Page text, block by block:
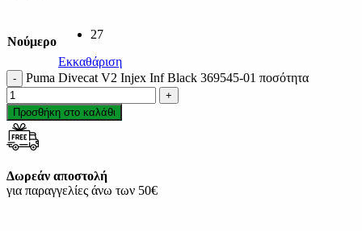
Νούμερο
27
Εκκαθάριση
Puma Divecat V2 Injex Inf Black 369545-01 ποσότητα
Προσθήκη στο καλάθι
Δωρεάν αποστολή
για παραγγελίες άνω των 50€